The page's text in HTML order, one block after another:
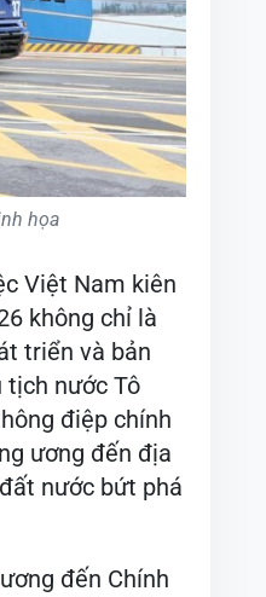
họa
Việt Nam kiên
không chỉ là
triển và bản
tịch nước Tô
điệp chính
ương đến địa
nước bứt phá
đến Chính